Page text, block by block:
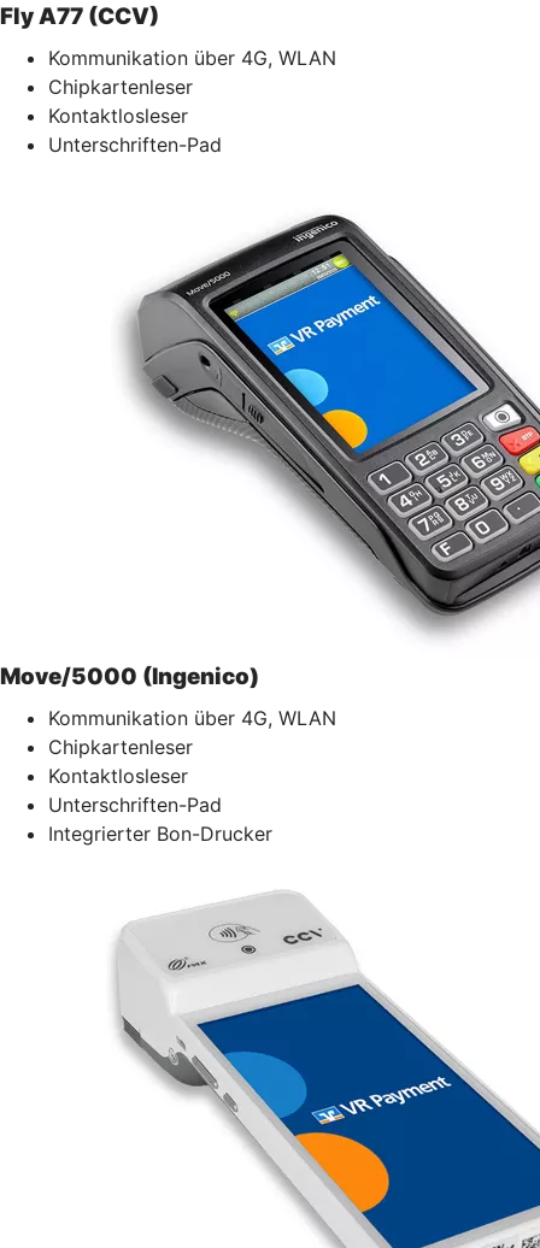
Fly A77 (CCV)
Kommunikation über 4G, WLAN
Chipkartenleser
Kontaktlosleser
Unterschriften-Pad
Move/5000 (Ingenico)
Kommunikation über 4G, WLAN
Chipkartenleser
Kontaktlosleser
Unterschriften-Pad
Integrierter Bon-Drucker